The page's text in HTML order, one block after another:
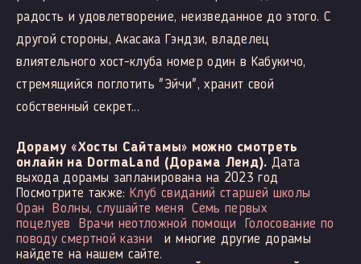
радость и удовлетворение, неизведанное до этого. С
другой стороны, Акасака Гэндзи, владелец
влиятельного хост-клуба номер один в Кабукичо,
стремящийся поглотить "Эйчи", хранит свой
собственный секрет...
Дораму «Хосты Сайтамы» можно смотреть
онлайн на DormaLand (Дорама Ленд). Дата
выхода дорамы запланирована на 2023 год
Посмотрите также: Клуб свиданий старшей школы
Оран
Волны, слушайте меня
Семь первых
поцелуев
Врачи неотложной помощи
Голосование по
поводу смертной казни
и многие другие дорамы
найдете на нашем сайте.